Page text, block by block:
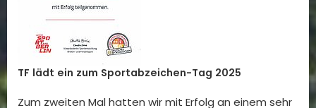
TF lädt ein zum Sportabzeichen-Tag 2025
Zum zweiten Mal hatten wir mit Erfolg an einem sehr